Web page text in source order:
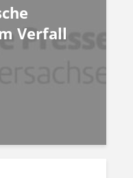
Verfall